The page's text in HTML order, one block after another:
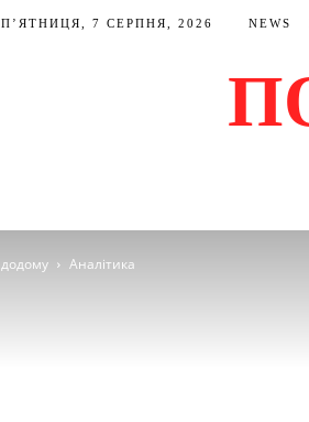
П’ЯТНИЦЯ, 7 СЕРПНЯ, 2026 NEWS
додому Аналітика